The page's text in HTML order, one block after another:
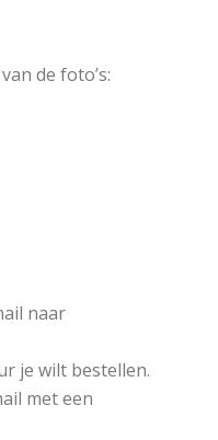
de foto’s:
naar
je wilt bestellen.
met een